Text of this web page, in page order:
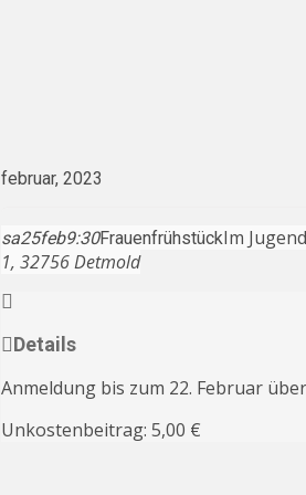
februar, 2023
sa25feb9:30FrauenfrühstückIm
1, 32756 Detmold
Details
Anmeldung bis zum 22. Februar
Unkostenbeitrag: 5,00 €